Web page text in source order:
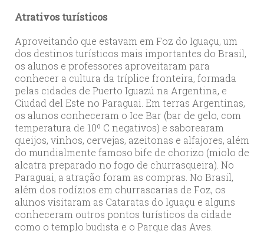
Atrativos turísticos
Aproveitando que estavam em Foz do Iguaçu, um
dos destinos turísticos mais importantes do Brasil,
os alunos e professores aproveitaram para
conhecer a cultura da tríplice fronteira, formada
pelas cidades de Puerto Iguazú na Argentina, e
Ciudad del Este no Paraguai. Em terras Argentinas,
os alunos conheceram o Ice Bar (bar de gelo, com
temperatura de 10º C negativos) e saborearam
queijos, vinhos, cervejas, azeitonas e alfajores, além
do mundialmente famoso bife de chorizo (miolo de
alcatra preparado no fogo de churrasqueira). No
Paraguai, a atração foram as compras. No Brasil,
além dos rodízios em churrascarias de Foz, os
alunos visitaram as Cataratas do Iguaçu e alguns
conheceram outros pontos turísticos da cidade
como o templo budista e o Parque das Aves.